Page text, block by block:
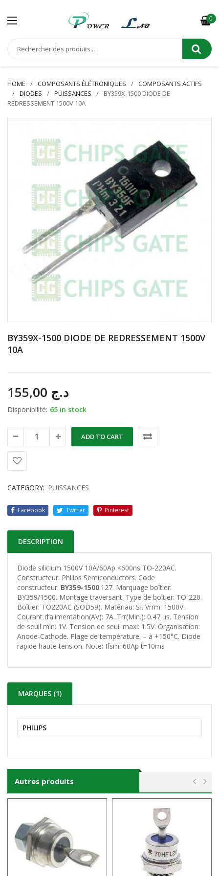
0
HOME COMPOSANTS ÉLÉTRONIQUES
COMPOSANTS ACTIFS
DIODES
PUISSANCES
BY359X-1500 DIODE DE
REDRESSEMENT 1500V 10A
BY359X-1500 DIODE DE REDRESSEMENT 1500V
10A
د.ج
Disponibilité: 65 in stock
ADD TO CART
CATEGORY: PUISSANCES
Facebook Twitter Pinterest
DESCRIPTION
Diode silicium 1500V 10A/60Ap <600ns TO-220AC.
Constructeur: Philips Semiconductors. Code
constructeur: BY359-1500.127. Marquage boîtier:
BY359/1500. Montage traversant. Type de boîtier: TO-220.
Boîtier: TO220AC (SOD59). Matériau: SI. Vrrm: 1500V.
Courant d’alimentation(AV): 7A. Trr(Min.): 0.47 us. Tension
de seuil min: 1V. Tension de seuil maxi: 1.5V. Organisation:
Anode-Cathode. Plage de température: – à +150°C. Diode
rapide haute tension. Note: Ifsm: 60Ap t=10ms
MARQUES (1)
PHILIPS
Autres produits